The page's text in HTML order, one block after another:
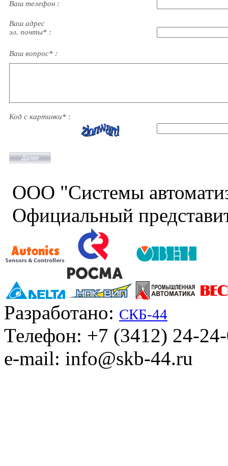
Ваш телефон :
Ваш адрес
эл. почты* :
Ваш вопрос* :
Код с картинки* :
ООО "Системы
Официальный
Разработано: СКБ-44
Телефон: +7 (3412) 24-
e-mail: info@skb-44.ru